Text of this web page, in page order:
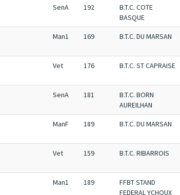
SenA 192
B.T.C. COTE
BASQUE
Man1 169 B.T.C. DU MARSAN
Vet 176 B.T.C. ST CAPRAISE
SenA 181
B.T.C. BORN
AUREILHAN
ManF 189 B.T.C. DU MARSAN
Vet 159 B.T.C. RIBARROIS
Man1 189
FFBT STAND
FEDERAL YCHOUX